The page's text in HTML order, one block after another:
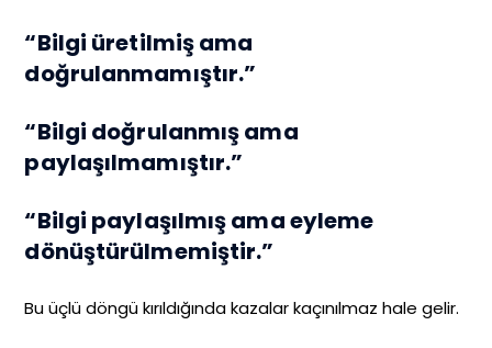
“Bilgi üretilmiş ama
doğrulanmamıştır.”
“Bilgi doğrulanmış ama
paylaşılmamıştır.”
“Bilgi paylaşılmış ama eyleme
dönüştürülmemiştir.”
Bu üçlü döngü kırıldığında kazalar kaçınılmaz hale gelir.